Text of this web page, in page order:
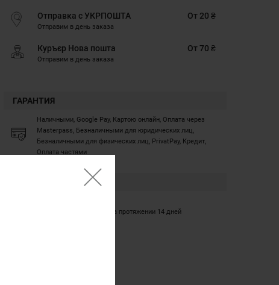
Отправка с УКРПОШТА
Отправим в день заказа
От 20 ₴
Куръєр Нова пошта
Отправим в день заказа
От 70 ₴
ГАРАНТИЯ
Наличными, Google Pay, Картою онлайн, Оплата через
Masterpass, Безналичными для юридических лиц,
Безналичными для физических лиц, PrivatPay, Кредит,
Оплата частями
Обмен/возврат товара на протяжении 14 дней